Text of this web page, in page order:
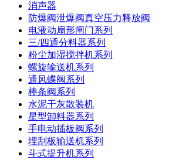
消声器
防爆阀泄爆阀真空压力释放阀
电液动扇形闸门系列
三/四通分料器系列
粉尘加湿搅拌机系列
螺旋输送机系列
通风蝶阀系列
棒条阀系列
水泥干灰散装机
星型卸料器系列
手电动插板阀系列
埋刮板输送机系列
斗式提升机系列